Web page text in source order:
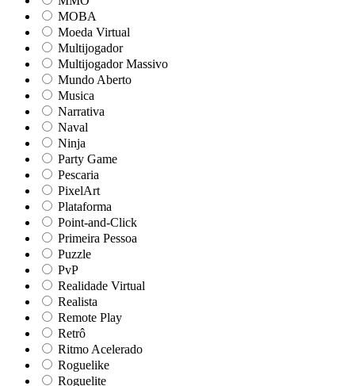
MOBA
Moeda Virtual
Multijogador
Multijogador Massivo
Mundo Aberto
Musica
Narrativa
Naval
Ninja
Party Game
Pescaria
PixelArt
Plataforma
Point-and-Click
Primeira Pessoa
Puzzle
PvP
Realidade Virtual
Realista
Remote Play
Retrô
Ritmo Acelerado
Roguelike
Roguelite